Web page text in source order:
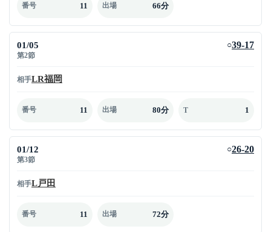
番号 11 出場 66分
01/05
第2節
○39-17
相手LR福岡
番号 11 出場 80分 T 1
01/12
第3節
○26-20
相手L戸田
番号 11 出場 72分